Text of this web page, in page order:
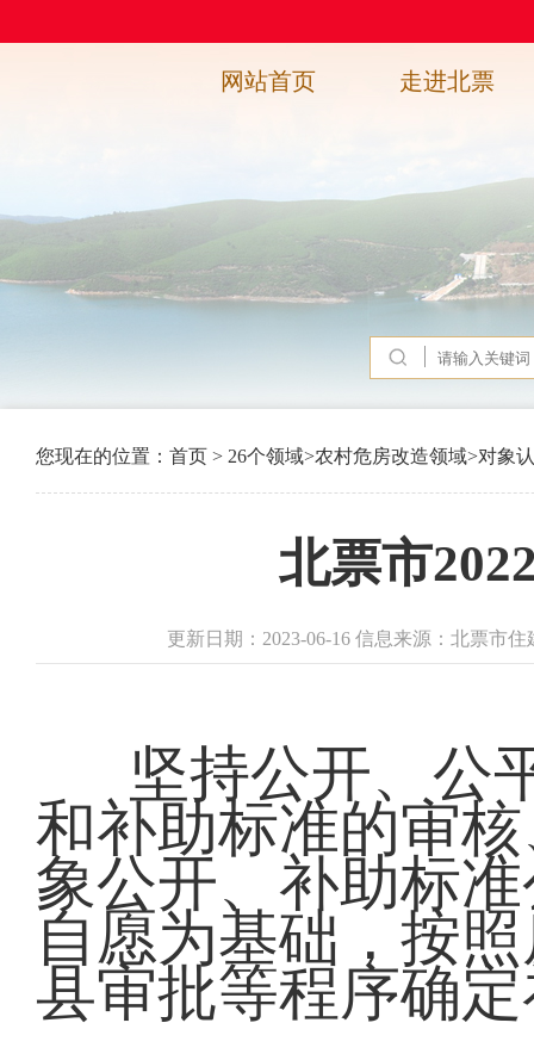
网站首页 走进北票
您现在的位置： 首页 > 26个领域>农村危房改造领域>对象
北票市
更新日期：2023-06-16 信息来源：北票市
坚持公开、公
和补助标准的审
象公开、补助标
自愿为基础，按
县审批等程序确